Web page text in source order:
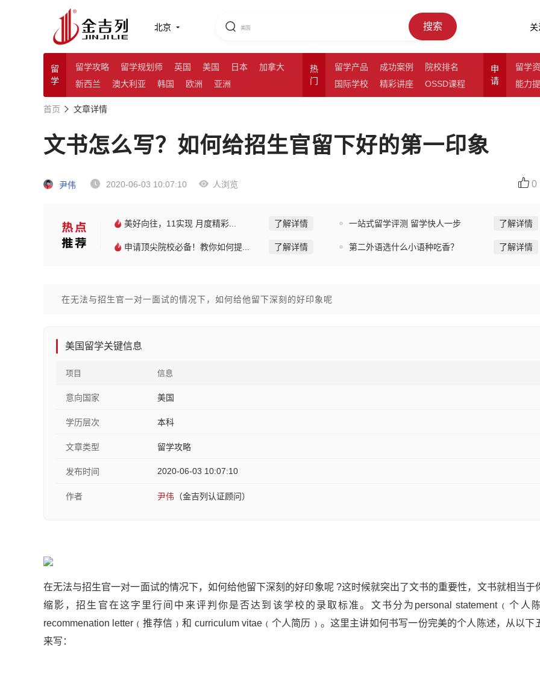
北京 搜索
留
学
留学攻略 留学规划师 英国 美国 日本
加拿大
新西兰
澳大利亚 韩国 欧洲 亚洲
热
门
留学产品 成功案例
院校排名
国际学校
精彩讲座 OSSD课程
申
请
留学
能力
首页 文章详情
文书怎么写？如何给招生官留下好的第一印象
尹伟 2020-06-03 10:07:10 人浏览 0
美好向往，11实现 月度精彩... 了解详情 一站式留学评测 留学快人一步 了解详情
申请顶尖院校必备！教你如何提... 了解详情 第二外语选什么小语种吃香？ 了解详情
在无法与招生官一对一面试的情况下，如何给他留下深刻的好印象呢
美国留学关键信息
项目 信息
意向国家 美国
学历层次 本科
文章类型 留学攻略
发布时间 2020-06-03 10:07:10
作者 尹伟 （金吉列认证顾问）
在无法与招生官一对一面试的情况下，如何给他留下深刻的好印象呢 ?这时候就突出了文书的重要性，文书就相当于
缩影，招生官在这字里行间中来评判你是否达到该学校的录取标准。文书分为personal statement﹙个人
recommenation letter﹙推荐信﹚和 curriculum vitae﹙个人简历﹚。这里主讲如何书写一份完美的个人陈述，从以下
来写：